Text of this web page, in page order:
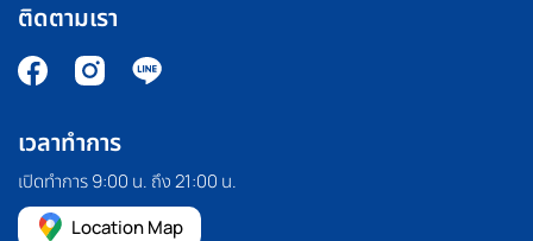
ติดตามเรา
เวลาทำการ
เปิดทำการ 9:00 น. ถึง 21:00 น.
Location Map